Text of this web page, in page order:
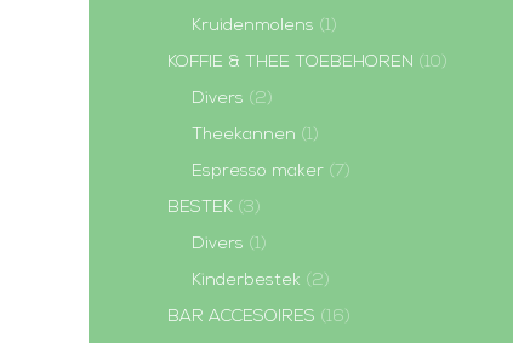
Kruidenmolens (1)
KOFFIE & THEE TOEBEHOREN (10)
Divers (2)
Theekannen (1)
Espresso maker (7)
BESTEK (3)
Divers (1)
Kinderbestek (2)
BAR ACCESOIRES (16)